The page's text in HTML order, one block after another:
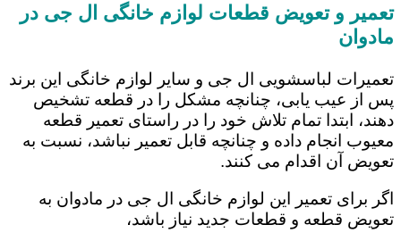
تعمیر و تعویض قطعات لوازم خانگی ال جی در
مادوان
تعمیرات لباسشویی ال جی و سایر لوازم خانگی این برند
پس از عیب یابی، چنانچه مشکل را در قطعه تشخیص
دهند، ابتدا تمام تلاش خود را در راستای تعمیر قطعه
معیوب انجام داده و چنانچه قابل تعمیر نباشد، نسبت به
تعویض آن اقدام می کنند.
اگر برای تعمیر این لوازم خانگی ال جی در مادوان به
تعویض قطعه و قطعات جدید نیاز باشد،